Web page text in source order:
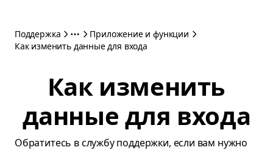
Поддержка
Приложение и функции
Как изменить данные для входа
Как изменить
данные для входа
Обратитесь в службу поддержки, если вам нужно